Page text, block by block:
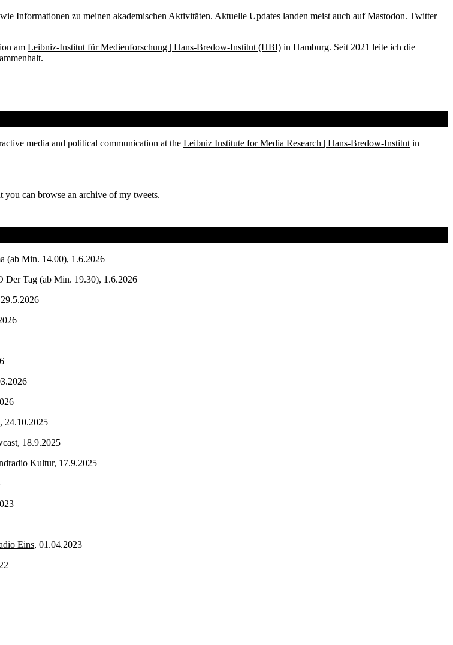
Informationen zu meinen akademischen Aktivitäten. Aktuelle Updates landen meist auch aufMastodon. Twitter
am Leibniz-Institut für Medienforschung | Hans-Bredow-Institut (HBI) in Hamburg. Seit 2021 leite ich die
.
media and political communication at the Leibniz Institute for Media Research | Hans-Bredow-Institut in
you can browse an archive of my tweets.
(ab Min. 14.00), 1.6.2026
Der Tag (ab Min. 19.30), 1.6.2026
24.10.2025
18.9.2025
Kultur, 17.9.2025
Eins, 01.04.2023